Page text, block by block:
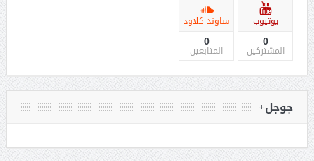
يوتيوب
0
المشتركين
ساوند كلاود
0
المتابعين
جوجل+